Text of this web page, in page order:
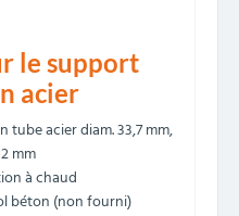
le support
acier
acier diam. 33,7 mm,
mm
à chaud
béton (non fourni)